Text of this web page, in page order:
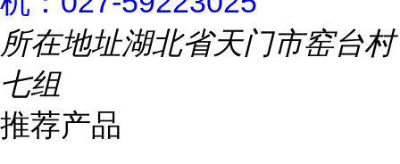
所在地址湖北省天门市窑台村
七组
推荐产品